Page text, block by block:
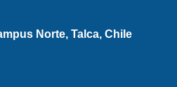
Norte, Talca, Chile